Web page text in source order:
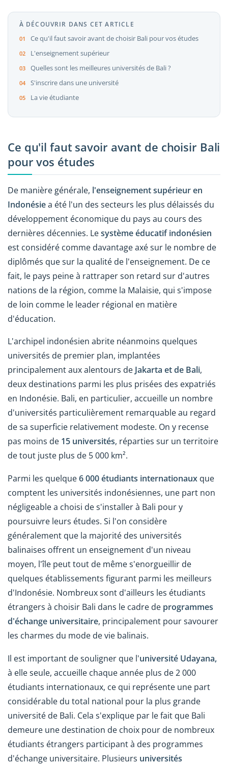
À DÉCOUVRIR DANS CET ARTICLE
Ce qu'il faut savoir avant de choisir Bali pour vos études
L'enseignement supérieur
Quelles sont les meilleures universités de Bali ?
S'inscrire dans une université
La vie étudiante
Ce qu'il faut savoir avant de choisir Bali
pour vos études
De manière générale, l'enseignement supérieur en
Indonésiea été l'un des secteurs les plus délaissés du
développement économique du pays au cours des
dernières décennies. Lesystème éducatif indonésien
est considéré comme davantage axé sur le nombre de
diplômés que sur la qualité de l'enseignement. De ce
fait, le pays peine à rattraper son retard sur d'autres
nations de la région, comme la Malaisie, qui s'impose
de loin comme le leader régional en matière
d'éducation.
L'archipel indonésien abrite néanmoins quelques
universités de premier plan, implantées
principalement aux alentours de Jakarta et de Bali,
deux destinations parmi les plus prisées des expatriés
en Indonésie. Bali, en particulier, accueille un nombre
d'universités particulièrement remarquable au regard
de sa superficie relativement modeste. On y recense
pas moins de 15 universités, réparties sur un territoire
de tout juste plus de 5 000 km².
Parmi les quelque6 000 étudiants internationaux que
comptent les universités indonésiennes, une part non
négligeable a choisi de s'installer à Bali pour y
poursuivre leurs études. Si l'on considère
généralement que la majorité des universités
balinaises offrent un enseignement d'un niveau
moyen, l'île peut tout de même s'enorgueillir de
quelques établissements figurant parmi les meilleurs
d'Indonésie. Nombreux sont d'ailleurs les étudiants
étrangers à choisir Bali dans le cadre de programmes
d'échange universitaire, principalement pour savourer
les charmes du mode de vie balinais.
Il est important de souligner que l'université Udayana,
à elle seule, accueille chaque année plus de 2 000
étudiants internationaux, ce qui représente une part
considérable du total national pour la plus grande
université de Bali. Cela s'explique par le fait que Bali
demeure une destination de choix pour de nombreux
étudiants étrangers participant à des programmes
d'échange universitaire. Plusieurs universités